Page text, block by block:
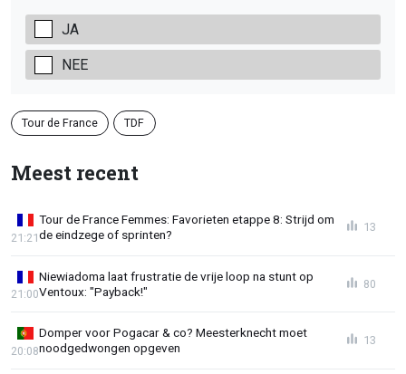
JA
NEE
Tour de France TDF
Meest recent
Tour de France Femmes: Favorieten etappe 8: Strijd om
de eindzege of sprinten?
21:21
13
Niewiadoma laat frustratie de vrije loop na stunt op
Ventoux: "Payback!"
21:00
80
Domper voor Pogacar & co? Meesterknecht moet
noodgedwongen opgeven
20:08
13